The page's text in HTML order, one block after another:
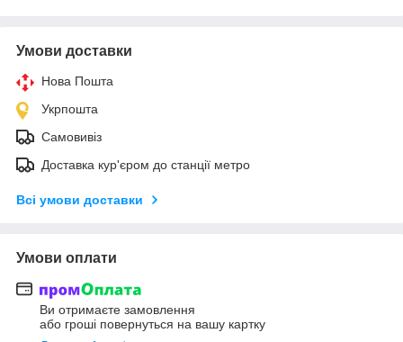
Умови доставки
Нова Пошта
Укрпошта
Самовивіз
Доставка кур'єром до станції метро
Всі умови доставки
Умови оплати
Ви отримаєте замовлення
або гроші повернуться на вашу картку